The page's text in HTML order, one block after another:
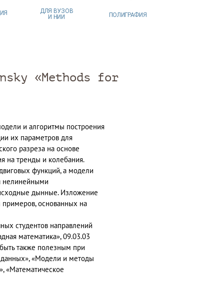
ДЛЯ ВУЗОВ
И НИИ
ПОЛИГРАФИЯ
«Methods for
и алгоритмы построения
их параметров для
разреза на основе
на тренды и колебания.
функций, а модели
нелинейными
дынные. Изложение
основанных на
студентов направлений
математика», 09.03.03
также полезным при
«Модели и методы
«Математическое